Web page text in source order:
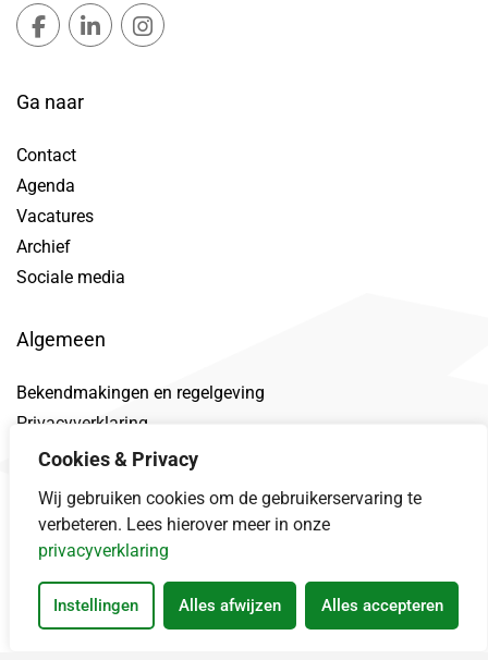
Cookies & Privacy
Wij gebruiken cookies om de gebruikerservaring te
verbeteren. Lees hierover meer in onze
privacyverklaring
Instellingen Alles afwijzen Alles accepteren
Gemeente Lansingerland Facebook, opent in nieuw
Gemeente Lansingerland LinkedIn, opent in
Ga naar
Contact
Agenda
Vacatures
Archief
Sociale media
Algemeen
Bekendmakingen en regelgeving
Privacyverklaring
Toegankelijkheidsverklaring
Datalek